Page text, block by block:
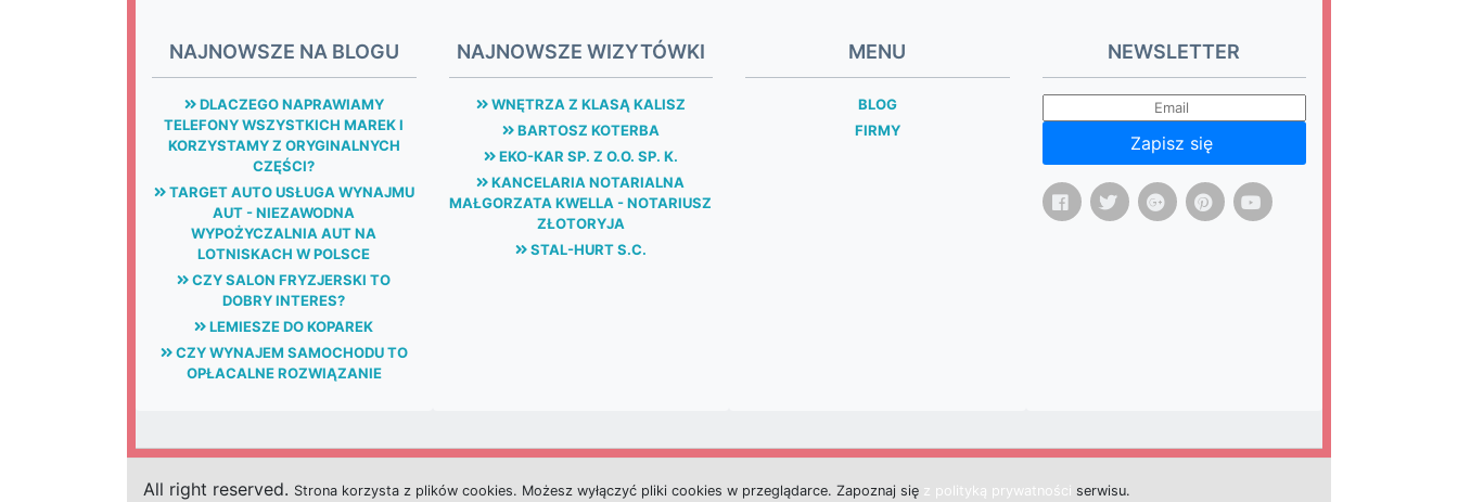
NAJNOWSZE NA BLOGU
DLACZEGO NAPRAWIAMY
TELEFONY WSZYSTKICH MAREK I
KORZYSTAMY Z ORYGINALNYCH
CZĘŚCI?
TARGET AUTO USŁUGA WYNAJMU
AUT - NIEZAWODNA
WYPOŻYCZALNIA AUT NA
LOTNISKACH W POLSCE
CZY SALON FRYZJERSKI TO
DOBRY INTERES?
LEMIESZE DO KOPAREK
CZY WYNAJEM SAMOCHODU TO
OPŁACALNE ROZWIĄZANIE
NAJNOWSZE WIZYTÓWKI
WNĘTRZA Z KLASĄ KALISZ
BARTOSZ KOTERBA
EKO-KAR SP. Z O.O. SP. K.
KANCELARIA NOTARIALNA
MAŁGORZATA KWELLA - NOTARIUSZ
ZŁOTORYJA
STAL-HURT S.C.
MENU
BLOG
FIRMY
NEWSLETTER
Zapisz się
All right reserved. Strona korzysta z plików cookies. Możesz wyłączyć pliki cookies w przeglądarce. Zapoznaj się z polityką prywatności serwisu.